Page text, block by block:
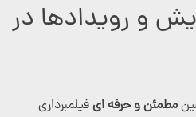
و رویدادها در
مطمئن و حرفه ایفیلمبرداری